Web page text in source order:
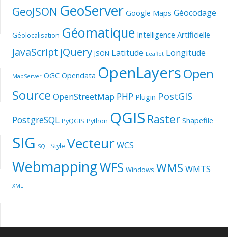
GeoJSON GeoServer Google Maps Géocodage
Géolocalisation Géomatique Intelligence Artificielle
JavaScript jQuery JSON Latitude Leaflet Longitude
MapServer OGC Opendata OpenLayersOpen
Source OpenStreetMap PHP Plugin PostGIS
PostgreSQL PyQGIS Python QGIS Raster Shapefile
SIG SQL Style Vecteur WCS
WebmappingWFS Windows WMS WMTS
XML